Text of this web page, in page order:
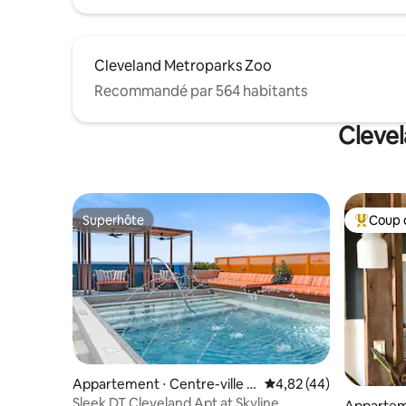
Cleveland Metroparks Zoo
Recommandé par 564 habitants
Superhôte
Superhôte
Appartement ⋅ Centre-ville d
e Cleveland
Évaluation moyenne
4,82 (44)
Coups
Coup